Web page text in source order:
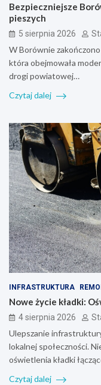
Bezpieczniejsze
pieszych
5 sierpnia 2026
W Borównie
która obejmowała
drogi powiatowej…
Czytaj dalej
INFRASTRUKTURA
Nowe życie kładki:
4 sierpnia 2026
Ulepszanie
lokalnej społeczności.
oświetlenia kładki
Czytaj dalej